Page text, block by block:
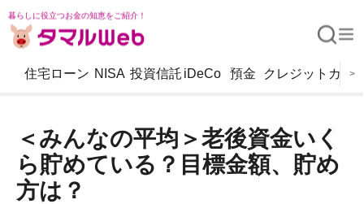
暮らしに役立つお金の知恵をご紹介！
住宅ローン NISA 投資信託 iDeCo 預金 クレジットカー
>
＜みんなの平均＞老後資金いく
ら貯めている？目標金額、貯め
方は？